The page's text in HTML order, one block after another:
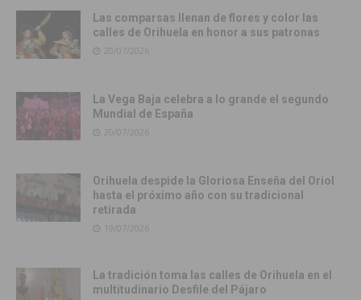
Las comparsas llenan de flores y color las
calles de Orihuela en honor a sus patronas
20/07/2026
La Vega Baja celebra a lo grande el segundo
Mundial de España
20/07/2026
Orihuela despide la Gloriosa Enseña del Oriol
hasta el próximo año con su tradicional
retirada
19/07/2026
La tradición toma las calles de Orihuela en el
multitudinario Desfile del Pájaro